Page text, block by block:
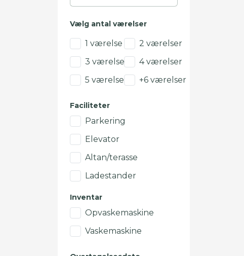
Vælg antal værelser
1 værelse
2 værelser
3 værelser
4 værelser
5 værelser
+6 værelser
Faciliteter
Parkering
Elevator
Altan/terasse
Ladestander
Inventar
Opvaskemaskine
Vaskemaskine